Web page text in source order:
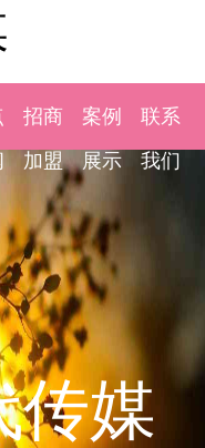
招商
加盟
案例
展示
联系
我们
传媒